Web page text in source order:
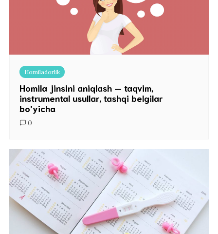
Homiladorlik
Homila jinsini aniqlash — taqvim,
instrumental usullar, tashqi belgilar
bo’yicha
0